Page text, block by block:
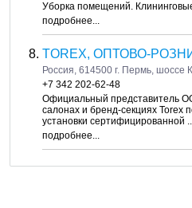
Уборка помещений.
подробнее...
TOREX, ОПТОВО-
Россия, 614500 г. Пермь, шоссе
+7 342 202-62-48
Официальный представитель
салонах и бренд-секциях Torex
установки сертифицированной
подробнее...